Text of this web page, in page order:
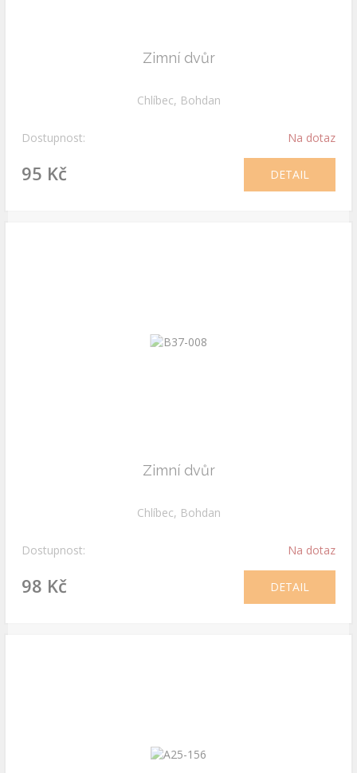
Zimní dvůr
Chlíbec, Bohdan
Dostupnost: Na dotaz
95 Kč DETAIL
Zimní dvůr
Chlíbec, Bohdan
Dostupnost: Na dotaz
98 Kč DETAIL